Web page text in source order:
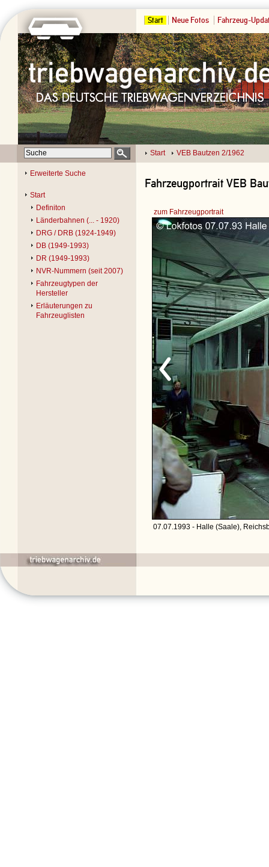
Start Neue Fotos Fahrzeug-
Start VEB Bautzen 2/1962
Erweiterte Suche
Start
Definiton
Länderbahnen (... - 1920)
DRG / DRB (1924-1949)
DB (1949-1993)
DR (1949-1993)
NVR-Nummern (seit 2007)
Fahrzeugtypen der
Hersteller
Erläuterungen zu
Fahrzeuglisten
Fahrzeugportrait VEB
zum Fahrzeugportrait
07.07.1993 - Halle (Saale),